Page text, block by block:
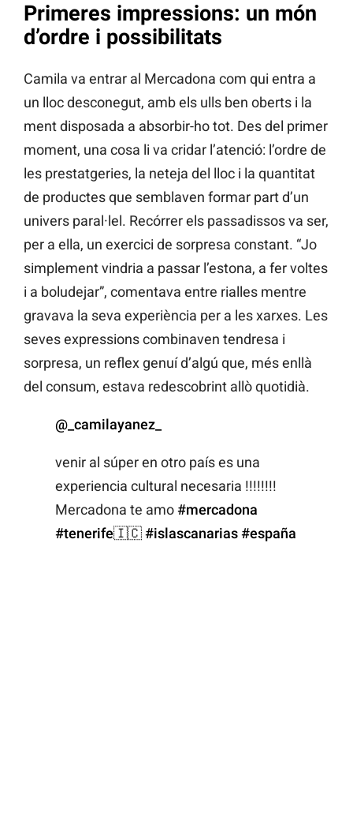
Primeres impressions: un món
d’ordre i possibilitats
Camila va entrar al Mercadona com qui entra a
un lloc desconegut, amb els ulls ben oberts i la
ment disposada a absorbir-ho tot. Des del primer
moment, una cosa li va cridar l’atenció: l’ordre de
les prestatgeries, la neteja del lloc i la quantitat
de productes que semblaven formar part d’un
univers paral·lel. Recórrer els passadissos va ser,
per a ella, un exercici de sorpresa constant. “Jo
simplement vindria a passar l’estona, a fer voltes
i a boludejar”, comentava entre rialles mentre
gravava la seva experiència per a les xarxes. Les
seves expressions combinaven tendresa i
sorpresa, un reflex genuí d’algú que, més enllà
del consum, estava redescobrint allò quotidià.
@_camilayanez_
venir al súper en otro país es una
experiencia cultural necesaria !!!!!!!!
Mercadona te amo#mercadona
#tenerife🇮🇨#islascanarias#españa